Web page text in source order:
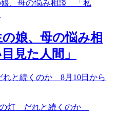
娘、母の悩み相
見た人間」
と続くのか 8月10日から